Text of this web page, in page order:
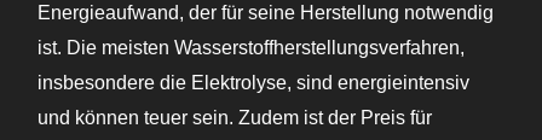
Energieaufwand, der für seine Herstellung notwendig
ist. Die meisten Wasserstoffherstellungsverfahren,
insbesondere die Elektrolyse, sind energieintensiv
und können teuer sein. Zudem ist der Preis für